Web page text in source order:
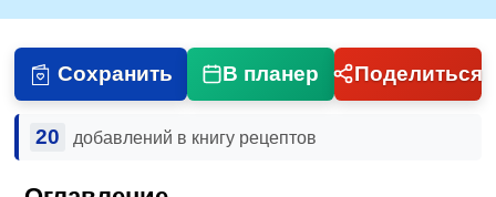
Сохранить В планер Поделиться
20 добавлений в книгу рецептов